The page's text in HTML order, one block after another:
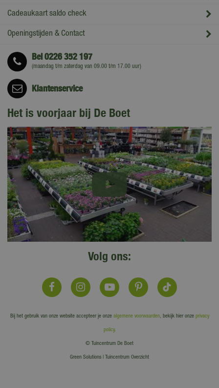
Cadeaukaart saldo check
Openingstijden & Contact
Bel0226 352 197
(maandag t/m zaterdag van 09.00 t/m 17.00 uur)
Klantenservice
Het is voorjaar bij De Boet
Volg ons:
Bij het gebruik van onze website accepteer je onze algemene voorwaarden, bekijk hier onze privacy
policy.
© Tuincentrum De Boet
Green Solutions Tuincentrum Overzicht